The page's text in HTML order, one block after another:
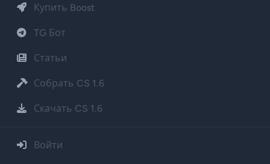
Купить Boost
TG Бот
Статьи
Собрать CS 1.6
Скачать CS 1.6
Войти